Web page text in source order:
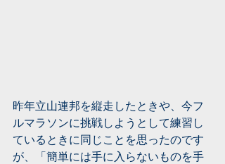
昨年立山連邦を縦走したときや、今フ
ルマラソンに挑戦しようとして練習し
ているときに同じことを思ったのです
が、「簡単には手に入らないものを手